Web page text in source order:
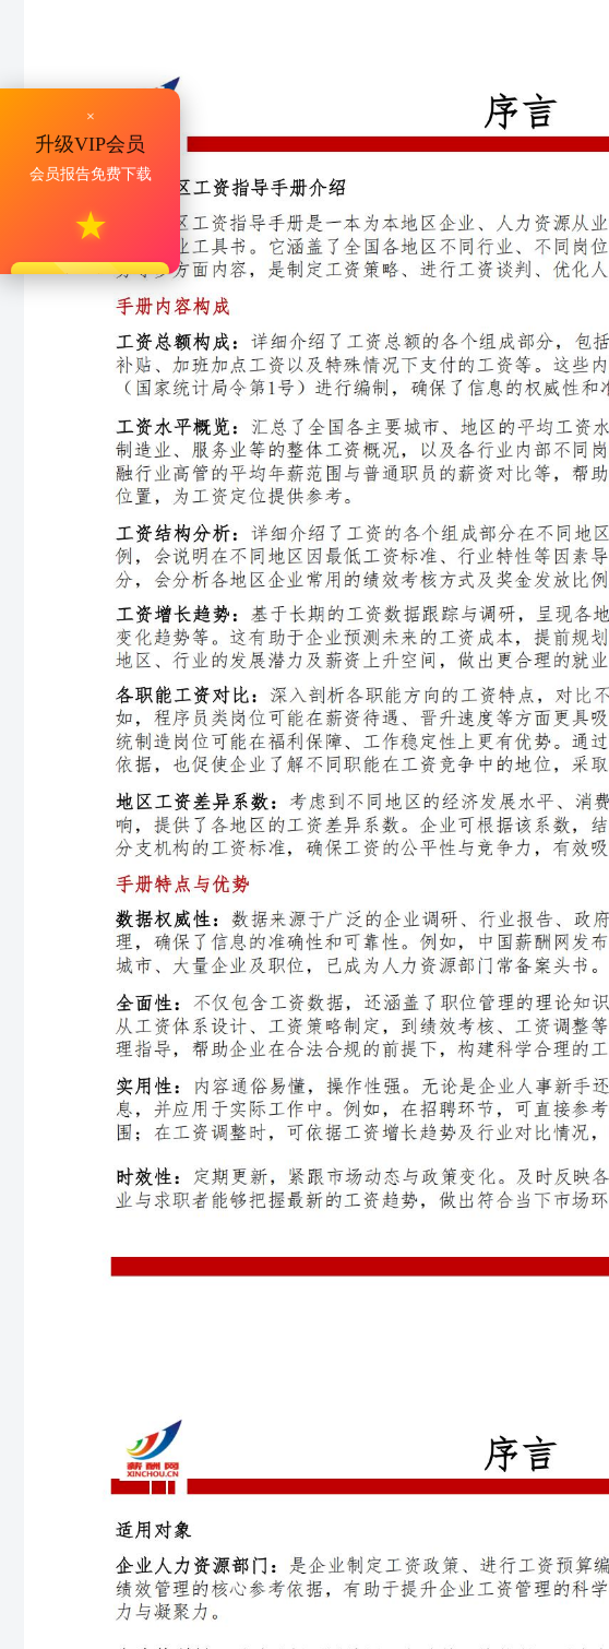
×
升级VIP会员
会员报告免费下载
★
立即升级